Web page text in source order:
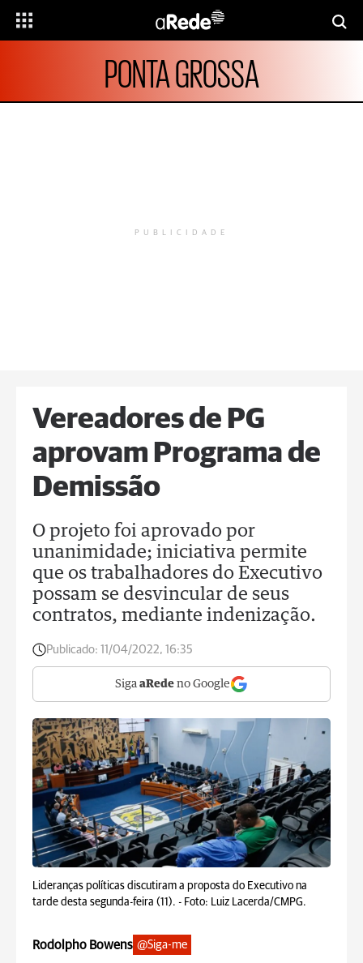
PONTA GROSSA
PUBLICIDADE
Vereadores de PG
aprovam Programa de
Demissão
O projeto foi aprovado por
unanimidade; iniciativa permite
que os trabalhadores do Executivo
possam se desvincular de seus
contratos, mediante indenização.
Publicado: 11/04/2022, 16:35
Siga aRede no Google
Lideranças políticas discutiram a proposta do Executivo na
tarde desta segunda-feira (11). - Foto: Luiz Lacerda/CMPG.
Rodolpho Bowens @Siga-me